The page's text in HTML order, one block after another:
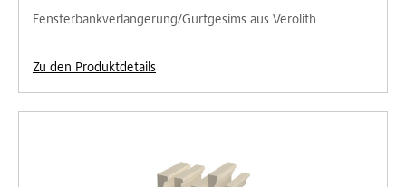
Fensterbankverlängerung/Gurtgesims aus Verolith
Zu den Produktdetails